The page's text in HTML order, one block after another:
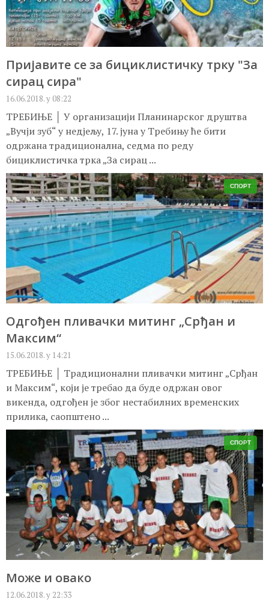
Пријавите се за бициклистичку трку "За
сирац сира"
16.06.2018. у 08:22
ТРЕБИЊЕ │ У организацији Планинарског друштва
„Вучји зуб“ у недјељу, 17. јуна у Требињу ће бити
одржана традиционална, седма по реду
бициклистичка трка „За сирац ...
СПОРТ
Одгођен пливачки митинг „Срђан и
Максим“
15.06.2018. у 14:21
ТРЕБИЊЕ │ Традиционални пливачки митинг „Срђан
и Максим“, који је требао да буде одржан овог
викенда, одгођен је због нестабилних временских
прилика, саопштено ...
СПОРТ
Може и овако
12.06.2018. у 22:33